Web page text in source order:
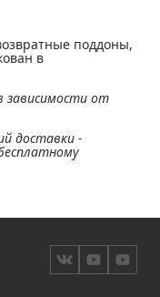
поддоны,
в
зависимости от
доставки -
Вконтакте
Ютуб